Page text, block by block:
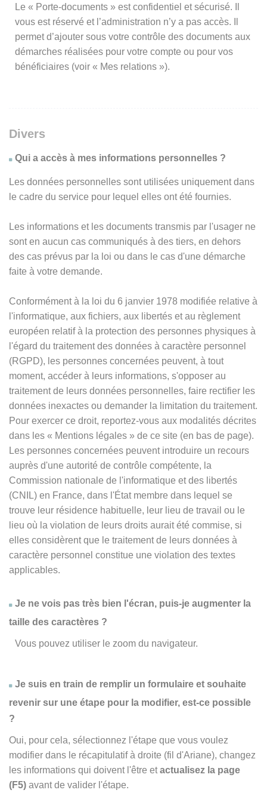
Le « Porte-documents » est confidentiel et sécurisé. Il
vous est réservé et l’administration n’y a pas accès. Il
permet d’ajouter sous votre contrôle des documents aux
démarches réalisées pour votre compte ou pour vos
bénéficiaires (voir « Mes relations »).
Divers
Qui a accès à mes informations personnelles ?
Les données personnelles sont utilisées uniquement dans
le cadre du service pour lequel elles ont été fournies.
Les informations et les documents transmis par l'usager ne
sont en aucun cas communiqués à des tiers, en dehors
des cas prévus par la loi ou dans le cas d'une démarche
faite à votre demande.
Conformément à la loi du 6 janvier 1978 modifiée relative à
l'informatique, aux fichiers, aux libertés et au règlement
européen relatif à la protection des personnes physiques à
l'égard du traitement des données à caractère personnel
(RGPD), les personnes concernées peuvent, à tout
moment, accéder à leurs informations, s'opposer au
traitement de leurs données personnelles, faire rectifier les
données inexactes ou demander la limitation du traitement.
Pour exercer ce droit, reportez-vous aux modalités décrites
dans les « Mentions légales » de ce site (en bas de page).
Les personnes concernées peuvent introduire un recours
auprès d'une autorité de contrôle compétente, la
Commission nationale de l'informatique et des libertés
(CNIL) en France, dans l'État membre dans lequel se
trouve leur résidence habituelle, leur lieu de travail ou le
lieu où la violation de leurs droits aurait été commise, si
elles considèrent que le traitement de leurs données à
caractère personnel constitue une violation des textes
applicables.
Je ne vois pas très bien l'écran, puis-je augmenter la
taille des caractères ?
Vous pouvez utiliser le zoom du navigateur.
Je suis en train de remplir un formulaire et souhaite
revenir sur une étape pour la modifier, est-ce possible
?
Oui, pour cela, sélectionnez l'étape que vous voulez
modifier dans le récapitulatif à droite (fil d'Ariane), changez
les informations qui doivent l'être etactualisez la page
(F5) avant de valider l'étape.